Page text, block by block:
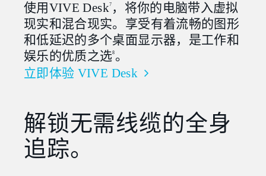
使用VIVE Desk7 ，将你的电脑带入虚拟
现实和混合现实。享受有着流畅的图形
和低延迟的多个桌面显示器，是工作和
娱乐的优质之选8 。
立即体验 VIVE Desk
解锁无需线缆的全身
追踪。